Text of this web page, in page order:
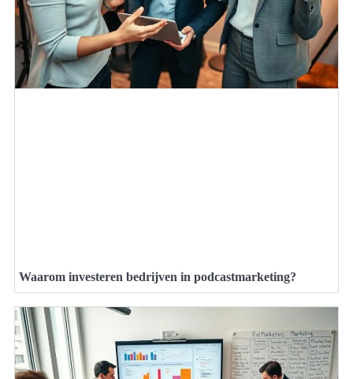
Waarom investeren bedrijven in podcastmarketing?